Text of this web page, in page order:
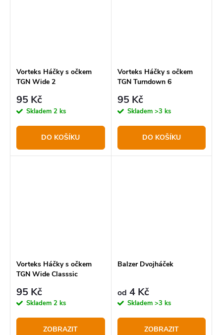
Vorteks Háčky s očkem
TGN Wide 2
95 Kč
Skladem 2 ks
DO KOŠÍKU
Vorteks Háčky s očkem
TGN Turndown 6
95 Kč
Skladem >3 ks
DO KOŠÍKU
Vorteks Háčky s očkem
TGN Wide Classsic
95 Kč
Skladem 2 ks
ZOBRAZIT
Balzer Dvojháček
od 4 Kč
Skladem >3 ks
ZOBRAZIT